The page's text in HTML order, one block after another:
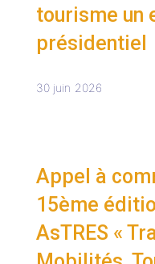
tourisme un
présidentiel
30 juin 2026
Appel à
15ème
AsTRES «